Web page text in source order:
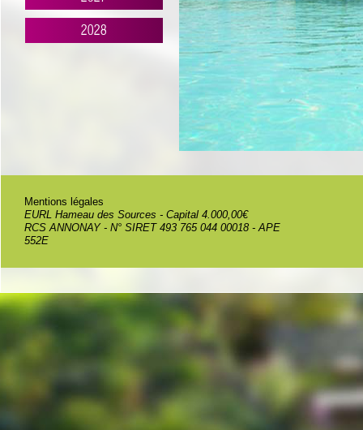
2028
Mentions légales
EURL Hameau des Sources - Capital 4.000,00€
RCS ANNONAY - N° SIRET 493 765 044 00018 - APE
552E